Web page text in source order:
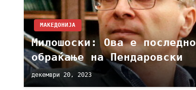
МАКЕДОНИЈА
Милошоски: Ова е последно
обраќање на Пендаровски
декември 20, 2023